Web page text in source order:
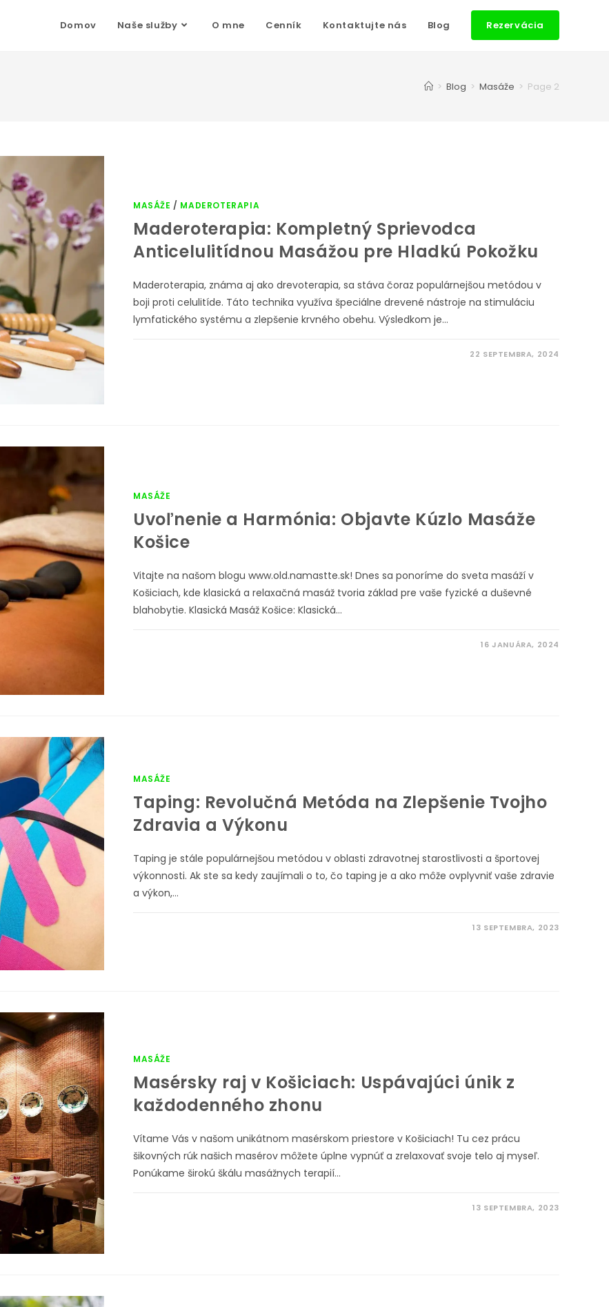
Domov Naše služby O mne Cenník Kontaktujte nás Blog Rezervácia
> Blog > Masáže > Page 2
MASÁŽE / MADEROTERAPIA
Maderoterapia: Kompletný Sprievodca
Anticelulitídnou Masážou pre Hladkú Pokožku
Maderoterapia, známa aj ako drevoterapia, sa stáva čoraz populárnejšou metódou v
boji proti celulitíde. Táto technika využíva špeciálne drevené nástroje na stimuláciu
lymfatického systému a zlepšenie krvného obehu. Výsledkom je…
22 SEPTEMBRA, 2024
MASÁŽE
Uvoľnenie a Harmónia: Objavte Kúzlo Masáže
Košice
Vitajte na našom blogu www.old.namastte.sk! Dnes sa ponoríme do sveta masáží v
Košiciach, kde klasická a relaxačná masáž tvoria základ pre vaše fyzické a duševné
blahobytie. Klasická Masáž Košice: Klasická…
16 JANUÁRA, 2024
MASÁŽE
Taping: Revolučná Metóda na Zlepšenie Tvojho
Zdravia a Výkonu
Taping je stále populárnejšou metódou v oblasti zdravotnej starostlivosti a športovej
výkonnosti. Ak ste sa kedy zaujímali o to, čo taping je a ako môže ovplyvniť vaše zdravie
a výkon,…
13 SEPTEMBRA, 2023
MASÁŽE
Masérsky raj v Košiciach: Uspávajúci únik z
každodenného zhonu
Vítame Vás v našom unikátnom masérskom priestore v Košiciach! Tu cez prácu
šikovných rúk našich masérov môžete úplne vypnúť a zrelaxovať svoje telo aj myseľ.
Ponúkame širokú škálu masážnych terapií…
13 SEPTEMBRA, 2023